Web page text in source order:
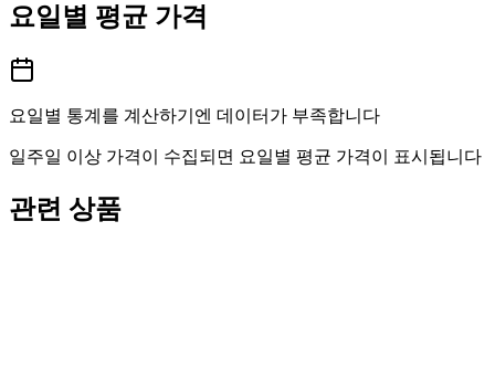
요일별 평균 가격
요일별 통계를 계산하기엔 데이터가 부족합니다
일주일 이상 가격이 수집되면 요일별 평균 가격이 표시됩니다
관련 상품